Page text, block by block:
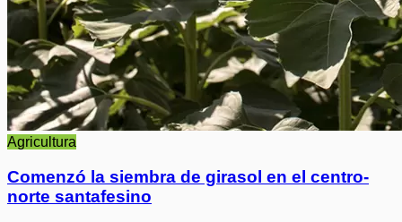
Agricultura
Comenzó la siembra de girasol en el centro-
norte santafesino